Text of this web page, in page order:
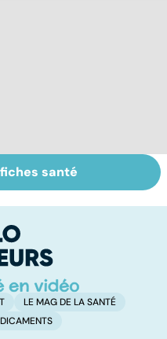
La septicémie ou
: quand les
envahissent
santé
LE MAG DE LA SANTÉ